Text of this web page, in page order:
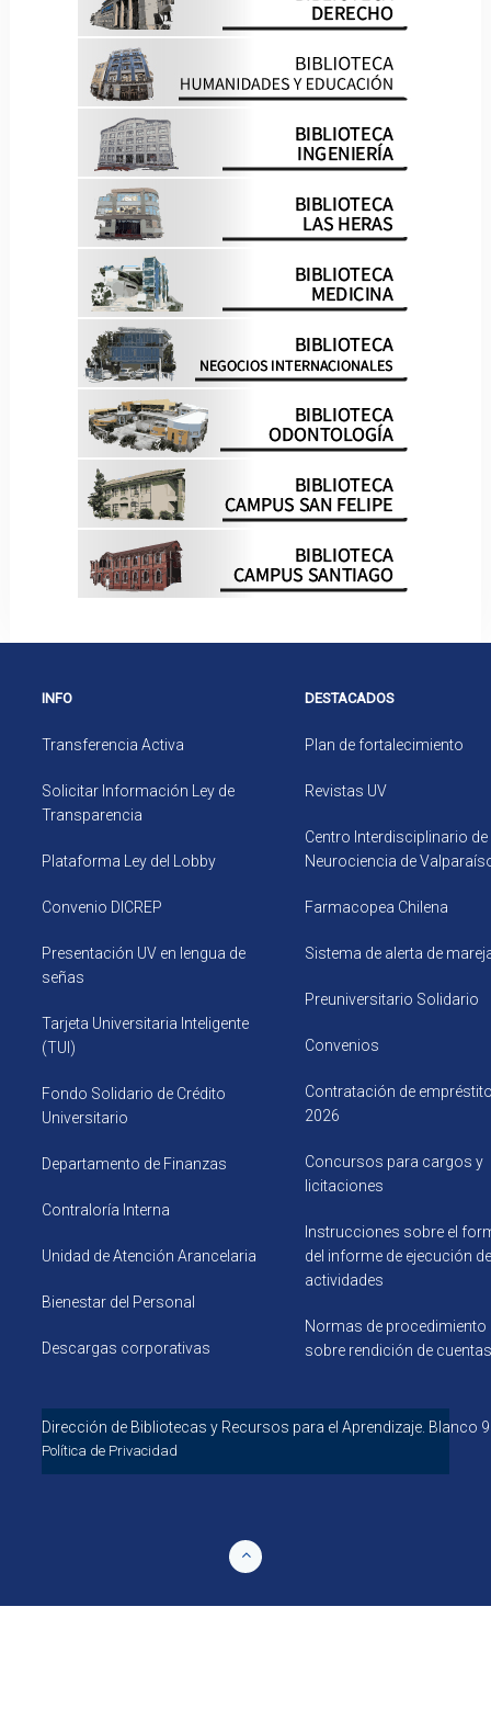
INFO
Transferencia Activa
Solicitar Información Ley de
Transparencia
Plataforma Ley del Lobby
Convenio DICREP
Presentación UV en lengua de
señas
Tarjeta Universitaria Inteligente
(TUI)
Fondo Solidario de Crédito
Universitario
Departamento de Finanzas
Contraloría Interna
Unidad de Atención Arancelaria
Bienestar del Personal
Descargas corporativas
DESTACADOS
Plan de fortalecimiento
Revistas UV
Centro Interdisciplinario de
Neurociencia de
Farmacopea Chilena
Sistema de alerta de
Preuniversitario Solidario
Convenios
Contratación de
2026
Concursos para cargos y
licitaciones
Instrucciones sobre el
del informe de ejecución de
actividades
Normas de procedimiento
sobre rendición de cuentas
Dirección de Bibliotecas y Recursos para el
Política de Privacidad